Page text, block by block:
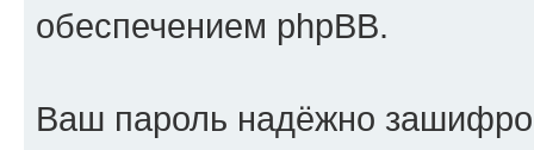
обеспечением phpBB.
Ваш пароль надёжно